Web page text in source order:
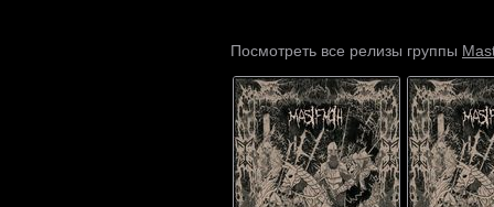
Посмотреть все релизы группы